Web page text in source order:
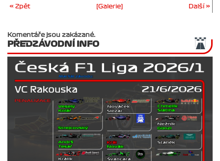
« Zpět [Galerie] Další »
Komentáře jsou zakázané.
PŘEDZÁVODNÍ INFO